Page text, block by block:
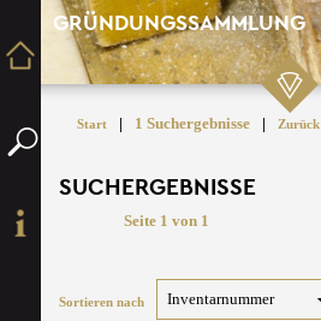
GRÜNDUNGSSAMMLUNG
Start | 1 Suchergebnisse | Zurück
SUCHERGEBNISSE
Seite 1 von 1
Sortieren nach